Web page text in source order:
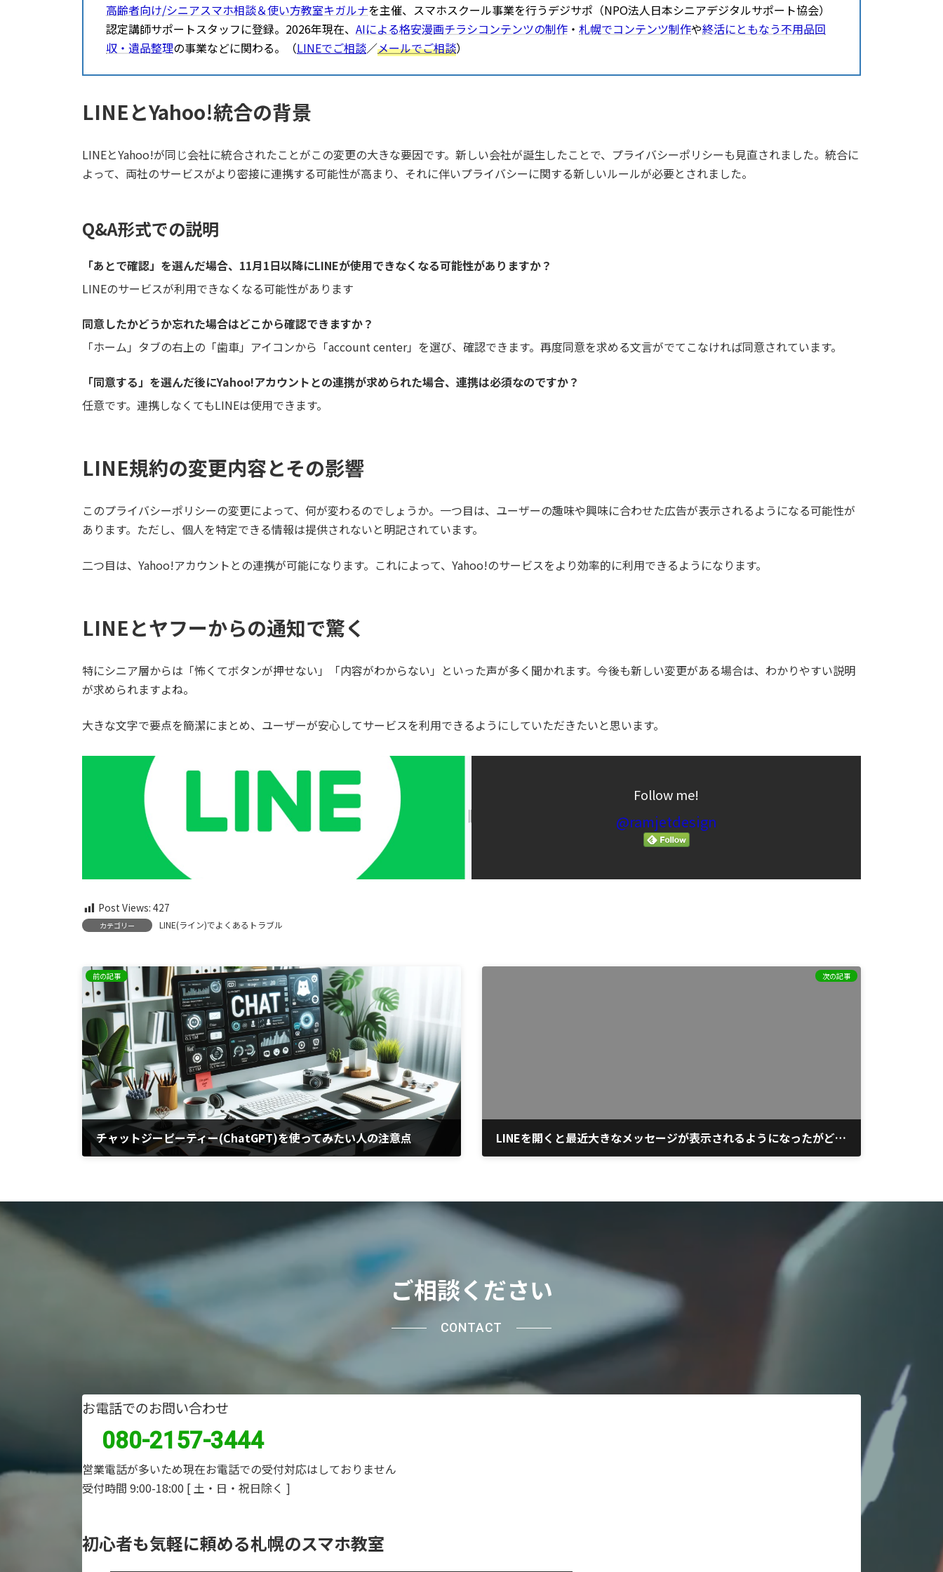
ン
リ
ン
ク
ン
リ
ン
ク
高齢者向け/シニアスマホ相談＆使い方教室キガルナを主催、スマホスクール事業を行うデジサポ（NPO法人日本シニアデジタルサポート協会）
認定講師サポートスタッフに登録。2026年現在、 AIによる格安漫画チラシコンテンツの制作 ・ 札幌でコンテンツ制作や終活にともなう不用品回
収・遺品整理の事業などに関わる。（LINEでご相談／メールでご相談）
LINEとYahoo!統合の背景
LINEとYahoo!が同じ会社に統合されたことがこの変更の大きな要因です。新しい会社が誕生したことで、プライバシーポリシーも見直されました。統合に
よって、両社のサービスがより密接に連携する可能性が高まり、それに伴いプライバシーに関する新しいルールが必要とされました。
Q&A形式での説明
「あとで確認」を選んだ場合、11月1日以降にLINEが使用できなくなる可能性がありますか？
LINEのサービスが利用できなくなる可能性があります
同意したかどうか忘れた場合はどこから確認できますか？
「ホーム」タブの右上の「歯車」アイコンから「account center」を選び、確認できます。再度同意を求める文言がでてこなければ同意されています。
「同意する」を選んだ後にYahoo!アカウントとの連携が求められた場合、連携は必須なのですか？
任意です。連携しなくてもLINEは使用できます。
LINE規約の変更内容とその影響
このプライバシーポリシーの変更によって、何が変わるのでしょうか。一つ目は、ユーザーの趣味や興味に合わせた広告が表示されるようになる可能性が
あります。ただし、個人を特定できる情報は提供されないと明記されています。
二つ目は、Yahoo!アカウントとの連携が可能になります。これによって、Yahoo!のサービスをより効率的に利用できるようになります。
LINEとヤフーからの通知で驚く
特にシニア層からは「怖くてボタンが押せない」「内容がわからない」といった声が多く聞かれます。今後も新しい変更がある場合は、わかりやすい説明
が求められますよね。
大きな文字で要点を簡潔にまとめ、ユーザーが安心してサービスを利用できるようにしていただきたいと思います。
Follow me!
@ramjetdesign
Post Views: 427
カテゴリー LINE(ライン)でよくあるトラブル
前の記事
チャットジーピーティー(ChatGPT)を使ってみたい人の注意点
次の記事
LINEを開くと最近大きなメッセージが表示されるようになったがどう確認したらいいのか
ご相談ください
CONTACT
お電話でのお問い合わせ
080-2157-3444
営業電話が多いため現在お電話での受付対応はしておりません
受付時間 9:00-18:00 [ 土・日・祝日除く ]
初心者も気軽に頼める札幌のスマホ教室